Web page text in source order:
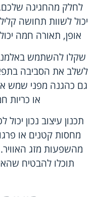
לחלק מהחגיגה
יכול לשוות תחושה
אופן, תאורה חמה
שקלו להשתמש
לשלב את הסביבה
גם כהגנה מפני שמש
או כריות
תכנון עיצוב נכון
מחסות קטנים או
מהשפעות מזג
תוכלו להבטיח